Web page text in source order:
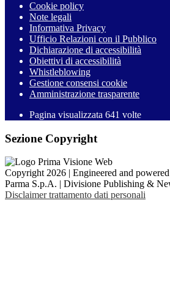
Cookie policy
Note legali
Informativa Privacy
Ufficio Relazioni con il Pubblico
Dichiarazione di accessibilità
Obiettivi di accessibilità
Whistleblowing
Gestione consensi cookie
Amministrazione trasparente
Pagina visualizzata 641 volte
Sezione Copyright
Copyright 2026 | Engineered and
Parma S.p.A. | Divisione Publishing &
Disclaimer trattamento dati personali